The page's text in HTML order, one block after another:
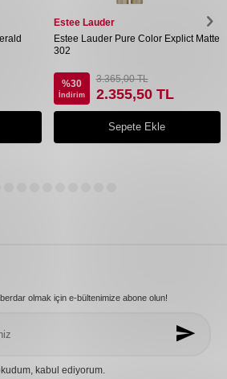
Estee Lauder
Estee Lauder Pure Color Explict Matte
302
%30
İndirim
3.365,00TL
2.355,50TL
Sepete Ekle
olmak için e-bültenimize abone olun!
kabul ediyorum.